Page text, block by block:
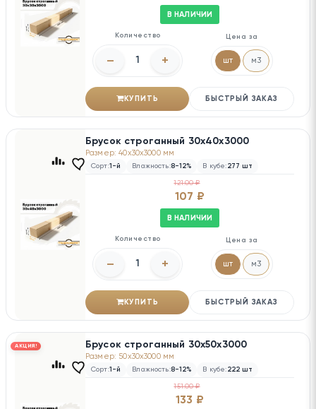
В НАЛИЧИИ
Количество
– +
Цена за
шт м3
КУПИТЬ БЫСТРЫЙ ЗАКАЗ
Брусок строганный 30х40х3000
Размер: 40x30x3000 мм
Сорт:1-й Влажность:8-12% В кубе: 277 шт
121.00 ₽
107 ₽
В НАЛИЧИИ
Количество
– +
Цена за
шт м3
КУПИТЬ БЫСТРЫЙ ЗАКАЗ
АКЦИЯ! Брусок строганный 30х50х3000
Размер: 50x30x3000 мм
Сорт:1-й Влажность:8-12% В кубе: 222 шт
151.00 ₽
133 ₽